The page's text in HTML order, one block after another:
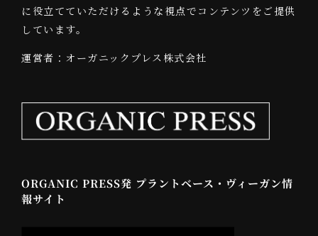
に役立てていただけるような視点でコンテンツをご提供
しています。
運営者：オーガニックプレス株式会社
ORGANIC PRESS発 プラントベース・ヴィーガン情
報サイト